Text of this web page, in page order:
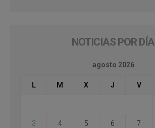
NOTICIAS POR DÍA
agosto 2026
L M X J V
3 4 5 6 7